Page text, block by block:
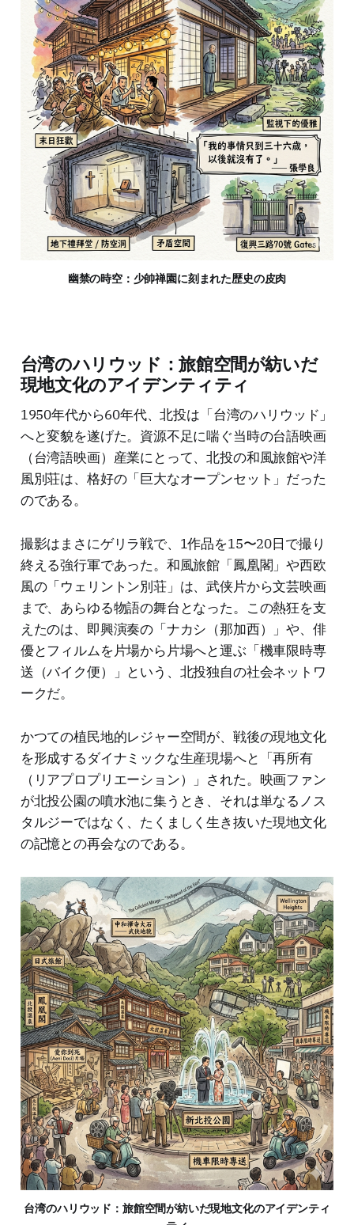
幽禁の時空：少帥禅園に刻まれた歴史の皮肉
台湾のハリウッド：旅館空間が紡いだ
現地文化のアイデンティティ
1950年代から60年代、北投は「台湾のハリウッド」
へと変貌を遂げた。資源不足に喘ぐ当時の台語映画
（台湾語映画）産業にとって、北投の和風旅館や洋
風別荘は、格好の「巨大なオープンセット」だった
のである。
撮影はまさにゲリラ戦で、1作品を15〜20日で撮り
終える強行軍であった。和風旅館「鳳凰閣」や西欧
風の「ウェリントン別荘」は、武侠片から文芸映画
まで、あらゆる物語の舞台となった。この熱狂を支
えたのは、即興演奏の「ナカシ（那加西）」や、俳
優とフィルムを片場から片場へと運ぶ「機車限時専
送（バイク便）」という、北投独自の社会ネットワ
ークだ。
かつての植民地的レジャー空間が、戦後の現地文化
を形成するダイナミックな生産現場へと「再所有
（リアプロプリエーション）」された。映画ファン
が北投公園の噴水池に集うとき、それは単なるノス
タルジーではなく、たくましく生き抜いた現地文化
の記憶との再会なのである。
台湾のハリウッド：旅館空間が紡いだ現地文化のアイデンティ